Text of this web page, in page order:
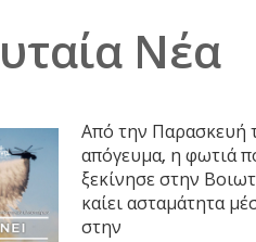
Νέα
Από την Παρασκευή
απόγευμα, η φωτιά
ξεκίνησε στην
καίει ασταμάτητα
στην